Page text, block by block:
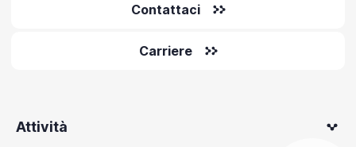
Contattaci
Carriere
Attività